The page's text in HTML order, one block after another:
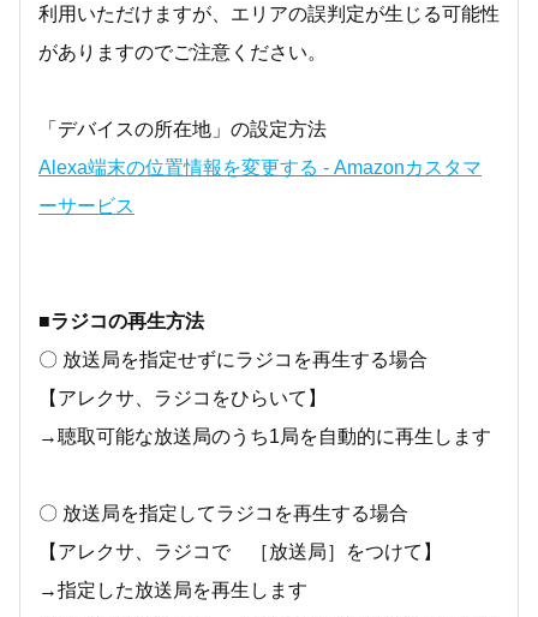
利用いただけますが、エリアの誤判定が生じる可能性
がありますのでご注意ください。
「デバイスの所在地」の設定方法
Alexa端末の位置情報を変更する - Amazonカスタマ
ーサービス
■ラジコの再生方法
〇 放送局を指定せずにラジコを再生する場合
【アレクサ、ラジコをひらいて】
→聴取可能な放送局のうち1局を自動的に再生します
〇 放送局を指定してラジコを再生する場合
【アレクサ、ラジコで ［放送局］をつけて】
→指定した放送局を再生します